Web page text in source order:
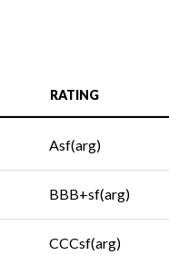
RATING
Asf(arg)
BBB+sf(arg)
CCCsf(arg)